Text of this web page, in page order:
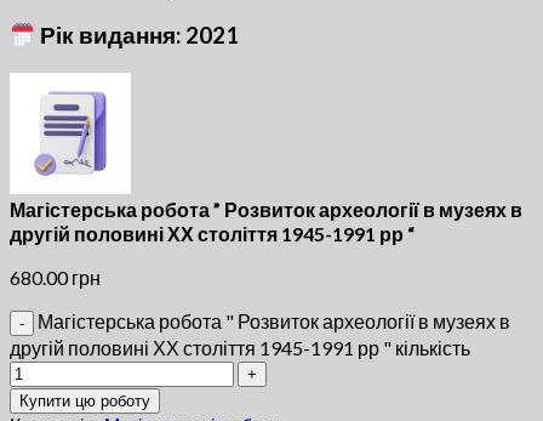
Рік видання: 2021
Магістерська робота ” Розвиток археології в музеях в
другій половині ХХ століття 1945-1991 рр “
680.00грн
Магістерська робота " Розвиток археології в музеях в
другій половині ХХ століття 1945-1991 рр " кількість
Купити цю роботу